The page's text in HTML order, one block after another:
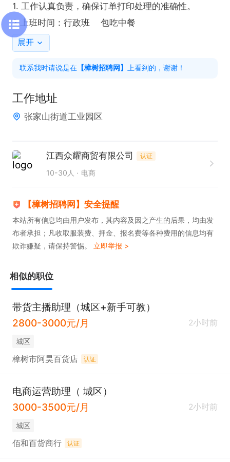
1. 工作认真负责，确保订单打印处理的准确性。
2.上班时间：行政班    包吃中餐
展开
联系我时请说是在 【樟树招聘网】上看到的，谢谢！
工作地址
张家山街道工业园区
江西众耀商贸有限公司 认证
10-30人 电商
【樟树招聘网】安全提醒
本站所有信息均由用户发布，其内容及因之产生的后果，均由发
布者承担；凡收取服装费、押金、报名费等各种费用的信息均有
欺诈嫌疑，请保持警惕。 立即举报 >
相似的职位
带货主播助理（城区+新手可教）
2800-3000元/月
2小时前
城区
樟树市阿昊百货店 认证
电商运营助理（ 城区）
3000-3500元/月
2小时前
城区
佰和百货商行 认证